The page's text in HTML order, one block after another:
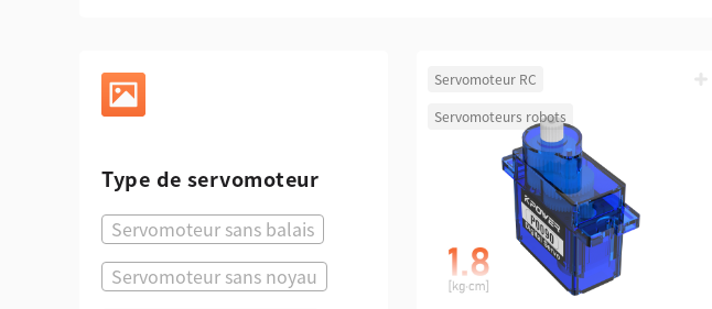
Type de servomoteur
Servomoteur sans balais
Servomoteur sans noyau
Servomoteur RC
Servomoteurs robots